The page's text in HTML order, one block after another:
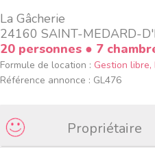
La Gâcherie
24160 SAINT-MEDARD-
20 personnes ● 7
Formule de location : Gestion libre,
Référence annonce : GL476
Propriétaire